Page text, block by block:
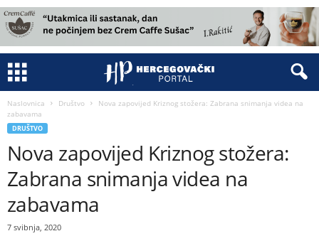
Naslovnica Društvo
Nova zapovijed Kriznog stožera: Zabrana snimanja videa na
zabavama
DRUŠTVO
Nova zapovijed Kriznog stožera:
Zabrana snimanja videa na
zabavama
7 svibnja, 2020